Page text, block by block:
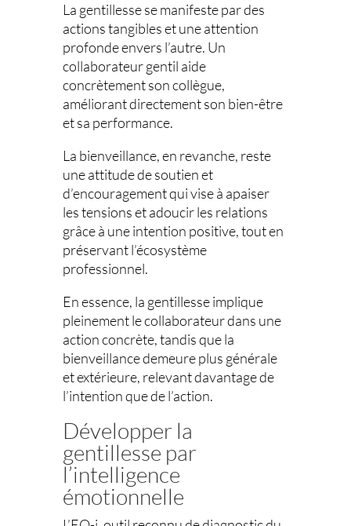
La gentillesse se manifeste par des
actions tangibles et une attention
profonde envers l’autre. Un
collaborateur gentil aide
concrètement son collègue,
améliorant directement son bien-être
et sa performance.
La bienveillance, en revanche, reste
une attitude de soutien et
d’encouragement qui vise à apaiser
les tensions et adoucir les relations
grâce à une intention positive, tout en
préservant l’écosystème
professionnel.
En essence, la gentillesse implique
pleinement le collaborateur dans une
action concrète, tandis que la
bienveillance demeure plus générale
et extérieure, relevant davantage de
l’intention que de l’action.
Développer la
gentillesse par
l’intelligence
émotionnelle